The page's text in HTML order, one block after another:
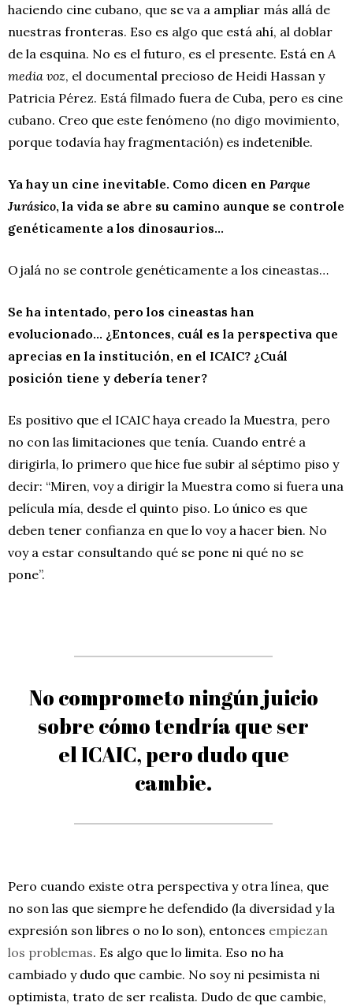
haciendo cine cubano, que se va a ampliar más allá de
nuestras fronteras. Eso es algo que está ahí, al doblar
de la esquina. No es el futuro, es el presente. Está en A
media voz, el documental precioso de Heidi Hassan y
Patricia Pérez. Está filmado fuera de Cuba, pero es cine
cubano. Creo que este fenómeno (no digo movimiento,
porque todavía hay fragmentación) es indetenible.
Ya hay un cine inevitable. Como dicen en Parque
Jurásico, la vida se abre su camino aunque se controle
genéticamente a los dinosaurios…
Ojalá no se controle genéticamente a los cineastas…
Se ha intentado, pero los cineastas han
evolucionado… ¿Entonces, cuál es la perspectiva que
aprecias en la institución, en el ICAIC? ¿Cuál
posición tiene y debería tener?
Es positivo que el ICAIC haya creado la Muestra, pero
no con las limitaciones que tenía. Cuando entré a
dirigirla, lo primero que hice fue subir al séptimo piso y
decir: “Miren, voy a dirigir la Muestra como si fuera una
película mía, desde el quinto piso. Lo único es que
deben tener confianza en que lo voy a hacer bien. No
voy a estar consultando qué se pone ni qué no se
pone”.
No comprometo ningún juicio
sobre cómo tendría que ser
el ICAIC, pero dudo que
cambie.
Pero cuando existe otra perspectiva y otra línea, que
no son las que siempre he defendido (la diversidad y la
expresión son libres o no lo son), entonces empiezan
los problemas. Es algo que lo limita. Eso no ha
cambiado y dudo que cambie. No soy ni pesimista ni
optimista, trato de ser realista. Dudo de que cambie,